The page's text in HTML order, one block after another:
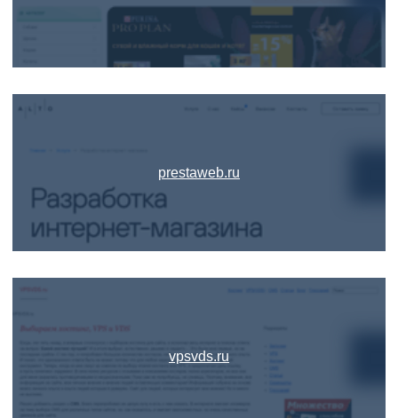
prestaweb.ru
vpsvds.ru